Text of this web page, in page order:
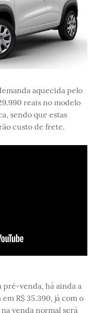
aquecida pelo
reais no modelo
sendo que estas
custo de frete.
pré-venda, há ainda a
R$ 35.390, já com o
venda normal será